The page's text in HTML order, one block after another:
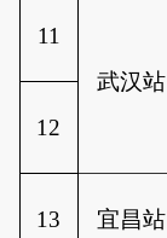
11
武汉站
12
13 宜昌站